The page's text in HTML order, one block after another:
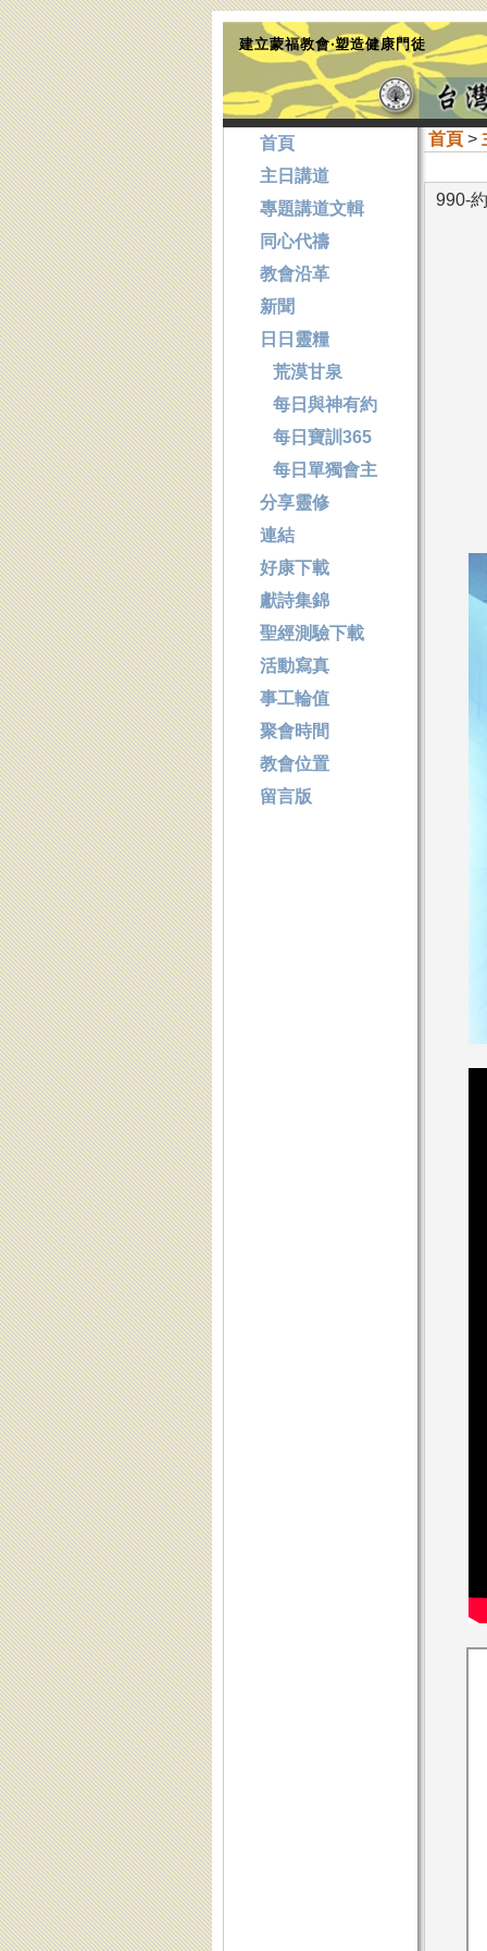
建立蒙福教會‧塑造健康門徒
首頁>
990-
首頁
主日講道
專題講道文輯
同心代禱
教會沿革
新聞
日日靈糧
荒漠甘泉
每日與神有約
每日寶訓365
每日單獨會主
分享靈修
連結
好康下載
獻詩集錦
聖經測驗下載
活動寫真
事工輪值
聚會時間
教會位置
留言版